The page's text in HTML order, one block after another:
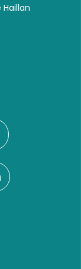
Haillan